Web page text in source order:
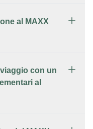
al MAXX
con un
al